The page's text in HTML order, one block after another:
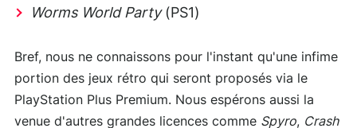
Worms World Party(PS1)
Bref, nous ne connaissons pour l'instant qu'une infime
portion des jeux rétro qui seront proposés via le
PlayStation Plus Premium. Nous espérons aussi la
venue d'autres grandes licences comme Spyro, Crash